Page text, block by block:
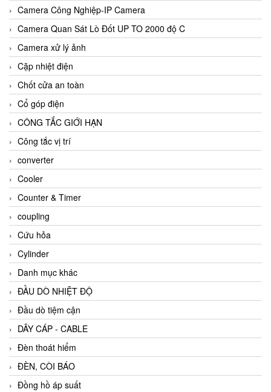
Camera Công Nghiệp-IP Camera
Camera Quan Sát Lò Đốt UP TO 2000 độ C
Camera xử lý ảnh
Cặp nhiệt điện
Chốt cửa an toàn
Cổ góp điện
CÔNG TẮC GIỚI HẠN
Công tắc vị trí
converter
Cooler
Counter & Timer
coupling
Cứu hỏa
Cylinder
Danh mục khác
ĐẦU DÒ NHIỆT ĐỘ
Đầu dò tiệm cận
DÂY CÁP - CABLE
Đèn thoát hiểm
ĐÈN, CÒI BÁO
Đồng hồ áp suất